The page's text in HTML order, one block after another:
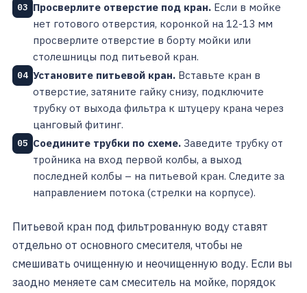
03 Просверлите отверстие под кран. Если в мойке
нет готового отверстия, коронкой на 12-13 мм
просверлите отверстие в борту мойки или
столешницы под питьевой кран.
04 Установите питьевой кран. Вставьте кран в
отверстие, затяните гайку снизу, подключите
трубку от выхода фильтра к штуцеру крана через
цанговый фитинг.
05 Соедините трубки по схеме. Заведите трубку от
тройника на вход первой колбы, а выход
последней колбы – на питьевой кран. Следите за
направлением потока (стрелки на корпусе).
Питьевой кран под фильтрованную воду ставят
отдельно от основного смесителя, чтобы не
смешивать очищенную и неочищенную воду. Если вы
заодно меняете сам смеситель на мойке, порядок